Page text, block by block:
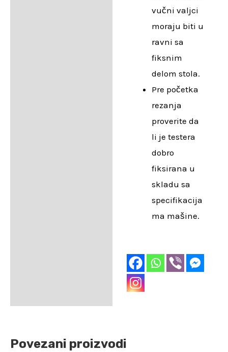
vučni valjci
moraju biti u
ravni sa
fiksnim
delom stola.
Pre početka
rezanja
proverite da
li je testera
dobro
fiksirana u
skladu sa
specifikacija
ma mašine.
Povezani proizvodi